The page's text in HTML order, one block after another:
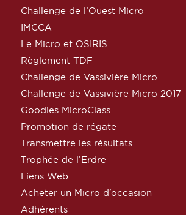
Challenge de l’Ouest Micro
IMCCA
Le Micro et OSIRIS
Règlement TDF
Challenge de Vassivière Micro
Challenge de Vassivière Micro 2017
Goodies MicroClass
Promotion de régate
Transmettre les résultats
Trophée de l’Erdre
Liens Web
Acheter un Micro d’occasion
Adhérents